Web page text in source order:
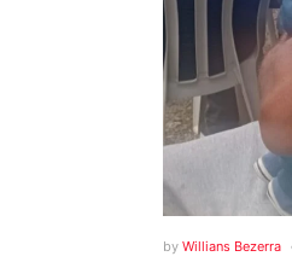
by Willians Bezerra